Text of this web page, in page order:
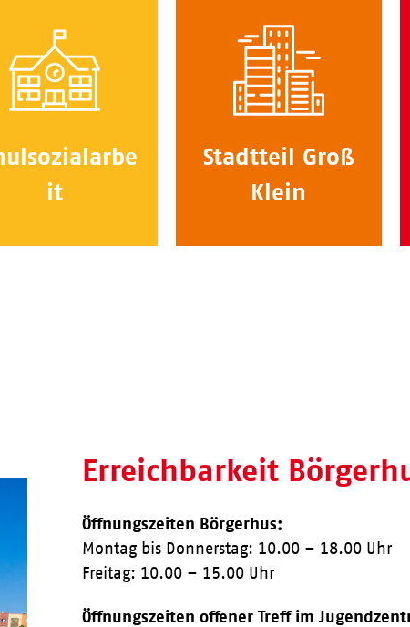
it
Stadtteil Groß
Klein
Erreichbarkeit
Öffnungszeiten Börgerhus:
Montag bis Donnerstag: 10.00 – 18.00 Uhr
Freitag: 10.00 – 15.00 Uhr
Öffnungszeiten offener Treff im